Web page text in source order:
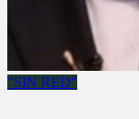
"SIN RED"